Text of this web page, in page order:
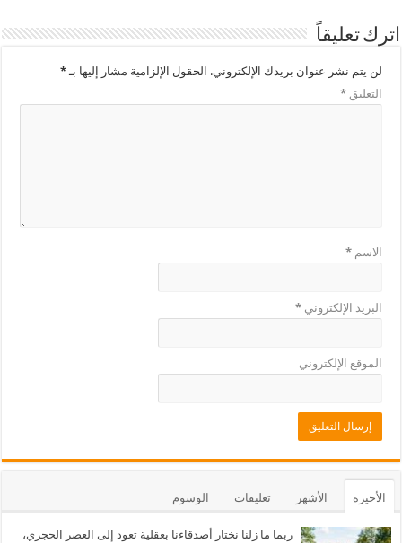
اترك تعليقاً
لن يتم نشر عنوان بريدك الإلكتروني. الحقول الإلزامية مشار إليها بـ*
التعليق*
الاسم*
البريد الإلكتروني*
الموقع الإلكتروني
الأخيرة الأشهر تعليقات الوسوم
ربما ما زلنا نختار أصدقاءنا بعقلية تعود إلى العصر الحجري،